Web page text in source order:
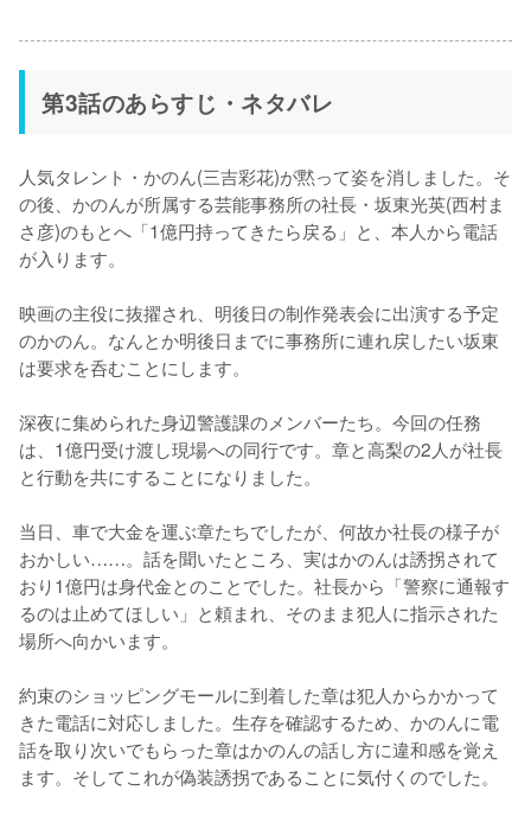
第3話のあらすじ・ネタバレ
人気タレント・かのん(三吉彩花)が黙って姿を消しました。そ
の後、かのんが所属する芸能事務所の社長・坂東光英(西村ま
さ彦)のもとへ「1億円持ってきたら戻る」と、本人から電話
が入ります。
映画の主役に抜擢され、明後日の制作発表会に出演する予定
のかのん。なんとか明後日までに事務所に連れ戻したい坂東
は要求を呑むことにします。
深夜に集められた身辺警護課のメンバーたち。今回の任務
は、1億円受け渡し現場への同行です。章と高梨の2人が社長
と行動を共にすることになりました。
当日、車で大金を運ぶ章たちでしたが、何故か社長の様子が
おかしい……。話を聞いたところ、実はかのんは誘拐されて
おり1億円は身代金とのことでした。社長から「警察に通報す
るのは止めてほしい」と頼まれ、そのまま犯人に指示された
場所へ向かいます。
約束のショッピングモールに到着した章は犯人からかかって
きた電話に対応しました。生存を確認するため、かのんに電
話を取り次いでもらった章はかのんの話し方に違和感を覚え
ます。そしてこれが偽装誘拐であることに気付くのでした。